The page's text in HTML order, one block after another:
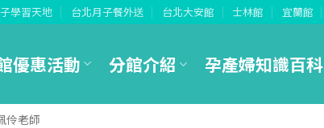
學習天地 台北月子餐外送 台北大安館 士林館 宜蘭館
優惠活動 分館介紹 孕產婦知識百科
伶老師